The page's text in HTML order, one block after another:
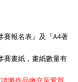
賽報名表』及『A4著
賽畫紙，畫紙數量有